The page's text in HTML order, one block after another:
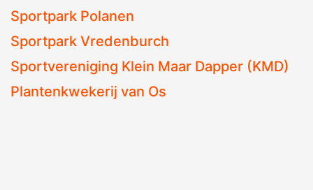
Sportpark Polanen
Sportpark Vredenburch
Sportvereniging Klein Maar Dapper (KMD)
Plantenkwekerij van Os